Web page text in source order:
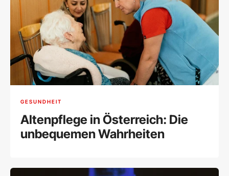
GESUNDHEIT
Altenpflege in Österreich: Die
unbequemen Wahrheiten